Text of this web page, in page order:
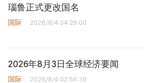
瑙鲁正式更改国名
国际 2026/8/4 04:26:00
2026年8月3日全球经济要闻
国际 2026/8/4 02:56:39